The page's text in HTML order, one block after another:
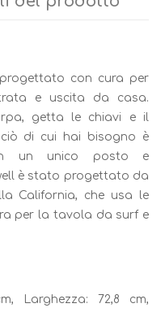
con cura per
e uscita da casa.
getta le chiavi e il
di cui hai bisogno è
in un unico posto e
è stato progettato da
California, che usa le
per la tavola da surf e
Larghezza: 72,8 cm,